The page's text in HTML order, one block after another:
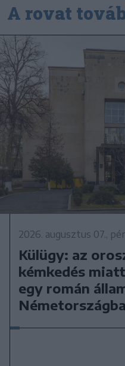
A rovat
2026. augusztus 07.,
Külügy: az
kémkedés
egy román